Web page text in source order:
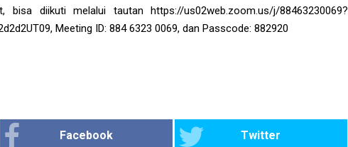
bisa diikuti melalui tautan https://us02web.zoom.us/j/88463230069?
Meeting ID: 884 6323 0069, dan Passcode: 882920
Facebook Twitter